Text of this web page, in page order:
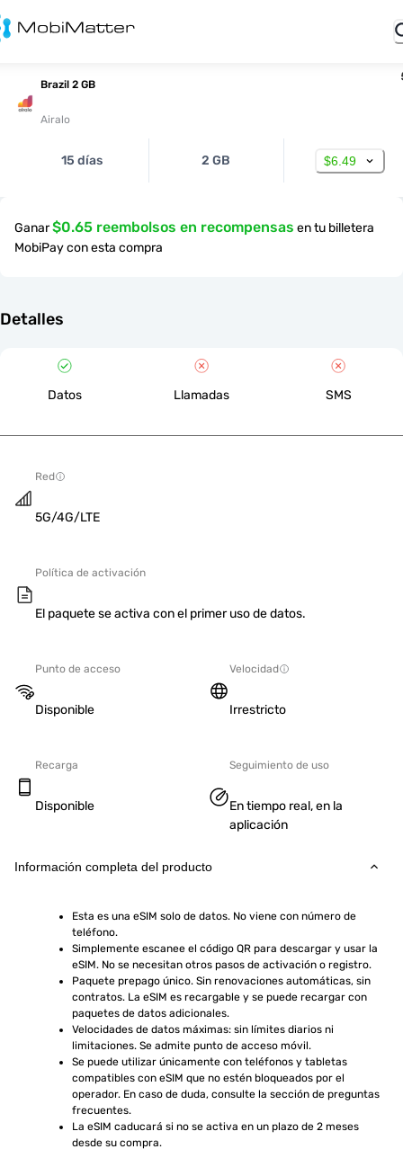
Brazil 2 GB
Airalo
15 días 2 GB $6.49
Ganar$0.65 reembolsos en recompensas en tu billetera
MobiPay con esta compra
Detalles
Datos Llamadas SMS
Red
5G/4G/LTE
Política de activación
El paquete se activa con el primer uso de datos.
Punto de acceso
Disponible
Velocidad
Irrestricto
Recarga
Disponible
Seguimiento de uso
En tiempo real, en la
aplicación
Información completa del producto
Esta es una eSIM solo de datos. No viene con número de
teléfono.
Simplemente escanee el código QR para descargar y usar la
eSIM. No se necesitan otros pasos de activación o registro.
Paquete prepago único. Sin renovaciones automáticas, sin
contratos. La eSIM es recargable y se puede recargar con
paquetes de datos adicionales.
Velocidades de datos máximas: sin límites diarios ni
limitaciones. Se admite punto de acceso móvil.
Se puede utilizar únicamente con teléfonos y tabletas
compatibles con eSIM que no estén bloqueados por el
operador. En caso de duda, consulte la sección de preguntas
frecuentes.
La eSIM caducará si no se activa en un plazo de 2 meses
desde su compra.